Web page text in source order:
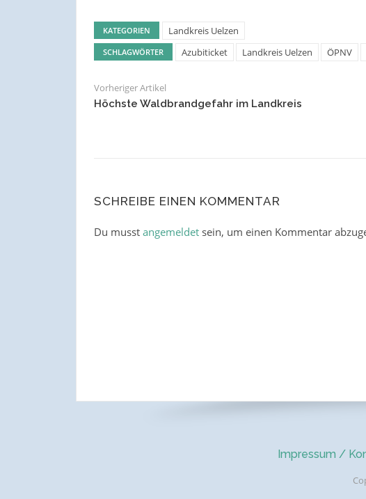
KATEGORIEN Landkreis Uelzen
SCHLAGWÖRTER Azubiticket Landkreis Uelzen ÖPNV
Vorheriger Artikel
Höchste Waldbrandgefahr im Landkreis
SCHREIBE EINEN KOMMENTAR
Du musst angemeldetsein, um einen Kommentar
Impressum /